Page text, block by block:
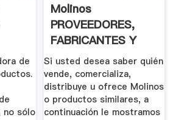
de
no sólo
Molinos
PROVEEDORES,
FABRICANTES Y
DISTRIBUIDORES ...
Si usted desea saber quién
vende, comercializa,
distribuye u ofrece Molinos
o productos similares, a
continuación le mostramos